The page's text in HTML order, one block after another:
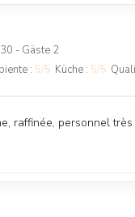
- Gäste 2
: 5/5 Küche : 5/5
raffinée, personnel